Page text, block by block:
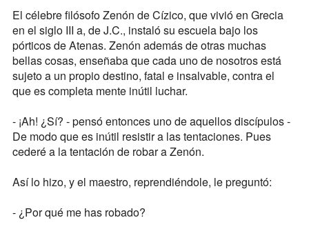
El célebre filósofo Zenón de Cízico, que vivió en Grecia
en el siglo III a, de J.C., instaló su escuela bajo los
pórticos de Atenas. Zenón además de otras muchas
bellas cosas, enseñaba que cada uno de nosotros está
sujeto a un propio destino, fatal e insalvable, contra el
que es completa mente inútil luchar.
- ¡Ah! ¿Sí? - pensó entonces uno de aquellos discípulos -
De modo que es inútil resistir a las tentaciones. Pues
cederé a la tentación de robar a Zenón.
Así lo hizo, y el maestro, reprendiéndole, le preguntó:
- ¿Por qué me has robado?